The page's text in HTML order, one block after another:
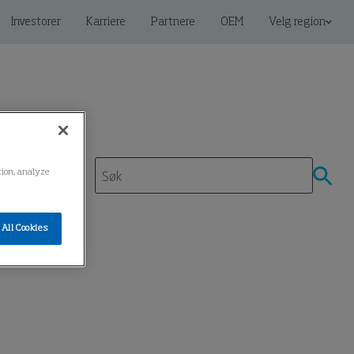
Investorer Karriere Partnere OEM Velg region
analyze
Cookies